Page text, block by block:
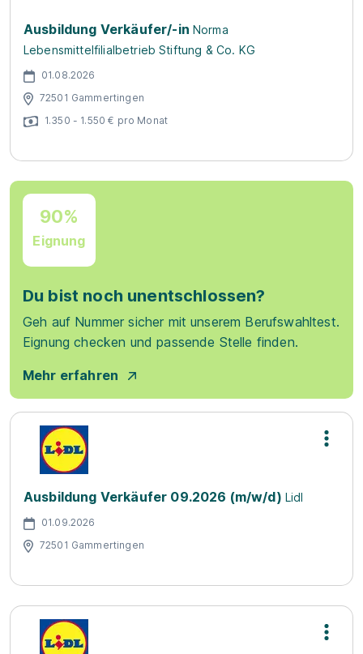
Ausbildung Verkäufer/-in Norma
Lebensmittelfilialbetrieb Stiftung & Co. KG
01.08.2026
72501 Gammertingen
1.350 - 1.550 € pro Monat
90%
Eignung
Du bist noch unentschlossen?
Geh auf Nummer sicher mit unserem Berufswahltest.
Eignung checken und passende Stelle finden.
Mehr erfahren
Ausbildung Verkäufer 09.2026 (m/w/d) Lidl
01.09.2026
72501 Gammertingen